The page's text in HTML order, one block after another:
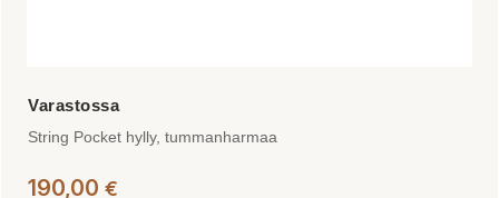
String Pocket hylly, tummanharmaa
190,00 €